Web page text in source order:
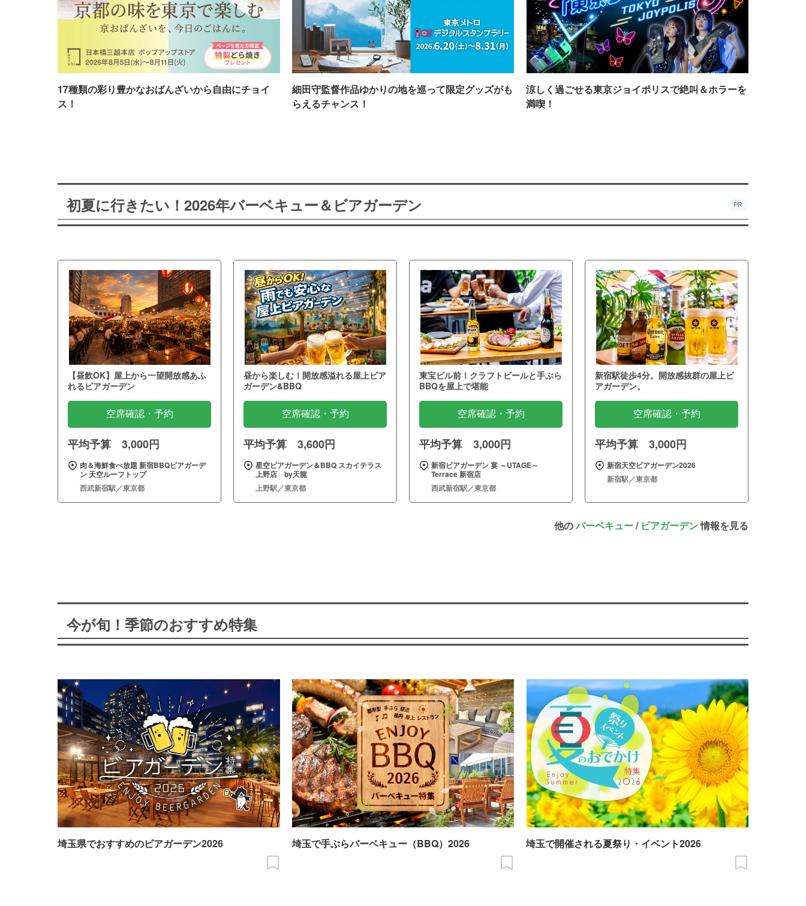
17種類の彩り豊かなおばんざいから自由にチョイ
ス！
細田守監督作品ゆかりの地を巡って限定グッズがも
らえるチャンス！
涼しく過ごせる東京ジョイポリスで絶叫＆ホラーを
満喫！
初夏に行きたい！2026年バーベキュー＆ビアガーデン PR
【昼飲OK】屋上から一望開放感あふ
れるビアガーデン
空席確認・予約
平均予算 3,000円
肉＆海鮮食べ放題 新宿BBQビアガーデ
ン 天空ルーフトップ
西武新宿駅／東京都
昼から楽しむ！開放感溢れる屋上ビア
ガーデン&BBQ
空席確認・予約
平均予算 3,600円
星空ビアガーデン＆BBQ スカイテラス
上野店 by天龍
上野駅／東京都
東宝ビル前！クラフトビールと手ぶら
BBQを屋上で堪能
空席確認・予約
平均予算 3,000円
新宿ビアガーデン 宴 ～UTAGE～
Terrace 新宿店
西武新宿駅／東京都
新宿駅徒歩4分。開放感抜群の屋上ビ
アガーデン。
空席確認・予約
平均予算 3,000円
新宿天空ビアガーデン2026
新宿駅／東京都
他のバーベキュー/ ビアガーデン情報を見る
今が旬！季節のおすすめ特集
埼玉県でおすすめのビアガーデン2026 埼玉で手ぶらバーベキュー（BBQ）2026 埼玉で開催される夏祭り・イベント2026